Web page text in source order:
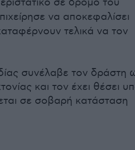
σε δρόμο του
να αποκεφαλίσει
τελικά να τον
συνέλαβε τον δράστη
και τον έχει θέσει
σε σοβαρή κατάσταση